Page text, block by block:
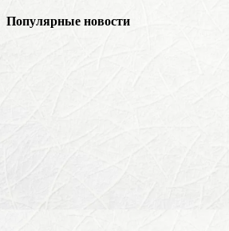
Популярные новости